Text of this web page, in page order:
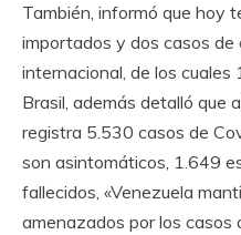
También, informó que hoy
importados y dos casos
internacional, de los
Brasil, además detalló que
registra 5.530 casos de
son asintomáticos, 1.649
fallecidos, «Venezuela
amenazados por los